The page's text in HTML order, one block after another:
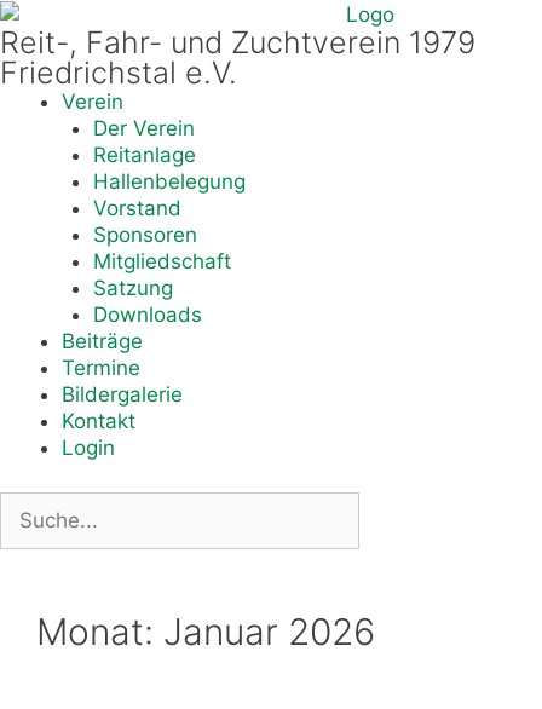
Reit-, Fahr- und Zuchtverein 1979
Friedrichstal e.V.
Verein
Der Verein
Reitanlage
Hallenbelegung
Vorstand
Sponsoren
Mitgliedschaft
Satzung
Downloads
Beiträge
Termine
Bildergalerie
Kontakt
Login
Monat: Januar 2026